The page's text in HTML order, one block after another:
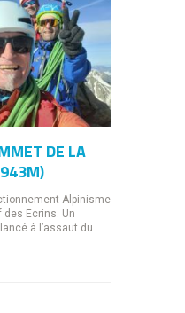
DE LA
Alpinisme
des Ecrins. Un
à l’assaut du...